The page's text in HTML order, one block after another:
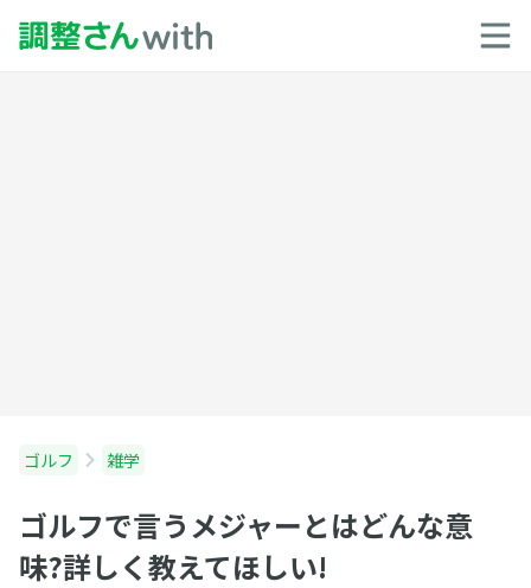
ゴルフ 雑学
ゴルフで言うメジャーとはどんな意
味?詳しく教えてほしい!